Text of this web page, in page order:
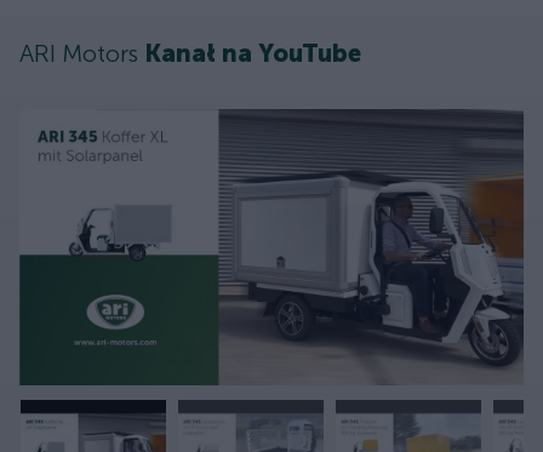
ARI Motors Kanał na YouTube